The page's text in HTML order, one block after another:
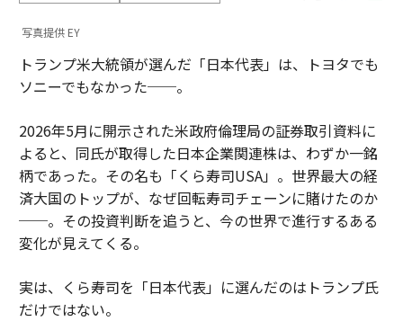
写真提供 EY
トランプ米大統領が選んだ「日本代表」は、トヨタでも
ソニーでもなかった──。
2026年5月に開示された米政府倫理局の証券取引資料に
よると、同氏が取得した日本企業関連株は、わずか一銘
柄であった。その名も「くら寿司USA」。世界最大の経
済大国のトップが、なぜ回転寿司チェーンに賭けたのか
──。その投資判断を追うと、今の世界で進行するある
変化が見えてくる。
実は、くら寿司を「日本代表」に選んだのはトランプ氏
だけではない。